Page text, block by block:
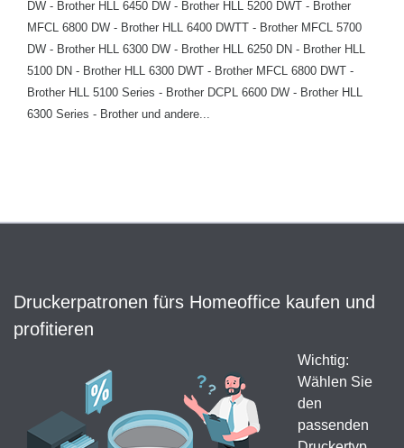
DW - Brother HLL 6450 DW - Brother HLL 5200 DWT - Brother
MFCL 6800 DW - Brother HLL 6400 DWTT - Brother MFCL 5700
DW - Brother HLL 6300 DW - Brother HLL 6250 DN - Brother HLL
5100 DN - Brother HLL 6300 DWT - Brother MFCL 6800 DWT -
Brother HLL 5100 Series - Brother DCPL 6600 DW - Brother HLL
6300 Series - Brother und andere...
Druckerpatronen fürs Homeoffice kaufen und
profitieren
Wichtig:
Wählen Sie
den
passenden